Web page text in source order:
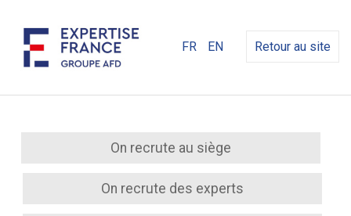
FR EN Retour au site
On recrute au siège
On recrute des experts